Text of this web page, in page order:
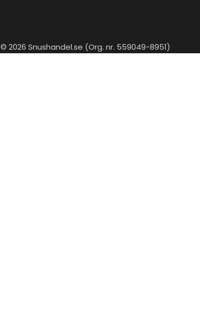
© 2026 Snushandel.se (Org. nr. 559049-8951)